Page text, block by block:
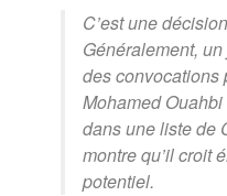
C’est une
Généralement,
des convocations
Mohamed
dans une liste de
montre qu’il croit
potentiel.